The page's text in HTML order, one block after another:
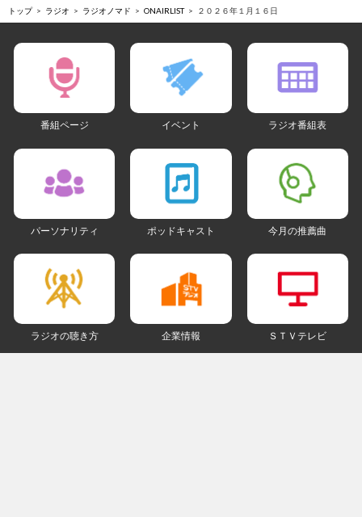
トップ ラジオ ラジオノマド ONAIRLIST ２０２６年１月１６日
番組ページ イベント ラジオ番組表
パーソナリティ ポッドキャスト 今月の推薦曲
ラジオの聴き方 企業情報 ＳＴＶテレビ